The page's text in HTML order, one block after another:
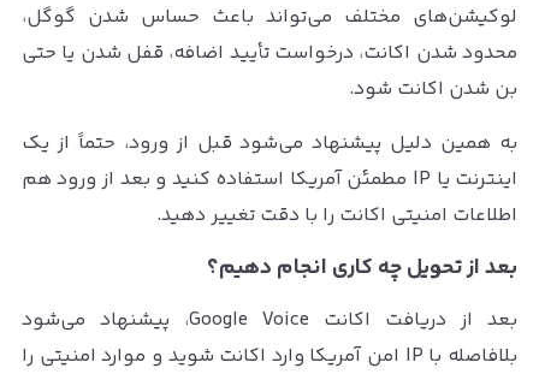
لوکیشن‌های مختلف می‌تواند باعث حساس شدن گوگل،
محدود شدن اکانت، درخواست تأیید اضافه، قفل شدن یا حتی
بن شدن اکانت شود.
به همین دلیل پیشنهاد می‌شود قبل از ورود، حتماً از یک
اینترنت یا IP مطمئن آمریکا استفاده کنید و بعد از ورود هم
اطلاعات امنیتی اکانت را با دقت تغییر دهید.
بعد از تحویل چه کاری انجام دهیم؟
بعد از دریافت اکانت Google Voice، پیشنهاد می‌شود
بلافاصله با IP امن آمریکا وارد اکانت شوید و موارد امنیتی را